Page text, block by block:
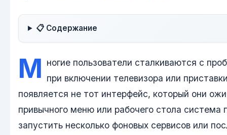
📋 Содержание
М ногие пользователи сталкиваются с
при включении телевизора или
появляется не тот интерфейс, который они
привычного меню или рабочего стола система
запустить несколько фоновых сервисов или